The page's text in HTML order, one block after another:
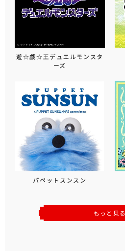
遊☆戯☆王デュエルモンスタ
ーズ
パペットスンスン
もっと見る